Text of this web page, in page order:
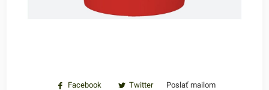
Facebook Twitter Poslať mailom